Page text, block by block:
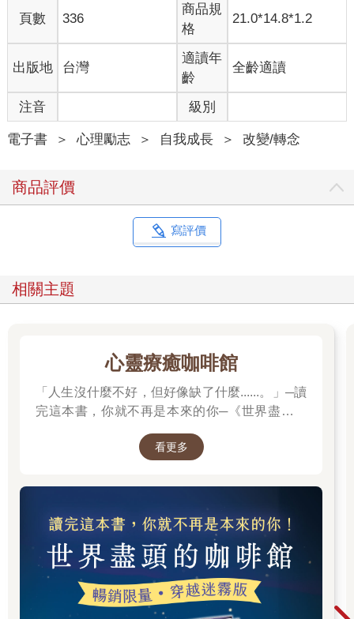
頁數 336
商品規
格
21.0*14.8*1.2
出版地 台灣
適讀年
齡
全齡適讀
注音 級別
電子書 ＞ 心理勵志 ＞ 自我成長 ＞ 改變/轉念
商品評價
寫評價
相關主題
心靈療癒咖啡館
「人生沒什麼不好，但好像缺了什麼......。」─讀
完這本書，你就不再是本來的你─《世界盡頭的
看更多